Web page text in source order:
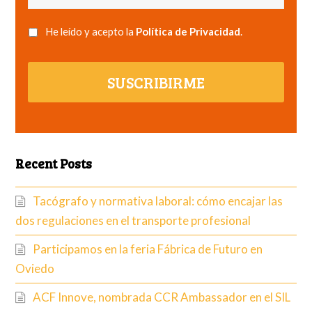
He leído y acepto la Política de Privacidad.
SUSCRIBIRME
Recent Posts
Tacógrafo y normativa laboral: cómo encajar las
dos regulaciones en el transporte profesional
Participamos en la feria Fábrica de Futuro en
Oviedo
ACF Innove, nombrada CCR Ambassador en el SIL